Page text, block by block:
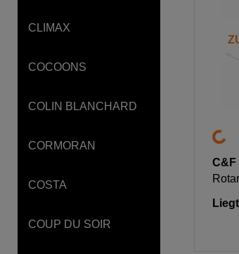
CLIMAX
COCOONS
COLIN BLANCHARD
CORMORAN
COSTA
COUP DU SOIR
C&F